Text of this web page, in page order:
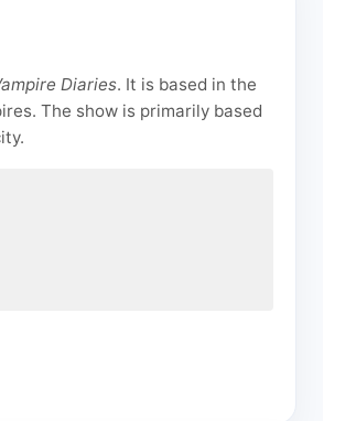
Diaries. It is based in the
The show is primarily based